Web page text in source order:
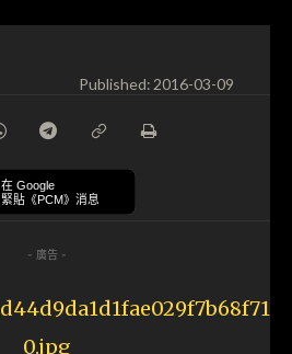
Published:2016-03-09
在 Google
緊貼《PCM》消息
- 廣告 -